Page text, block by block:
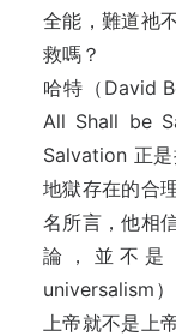
全能，難道祂
救嗎？
哈特（David
All Shall be
Salvation 正
地獄存在的合
名所言，他相
論，並不是
universalism
上帝就不是上